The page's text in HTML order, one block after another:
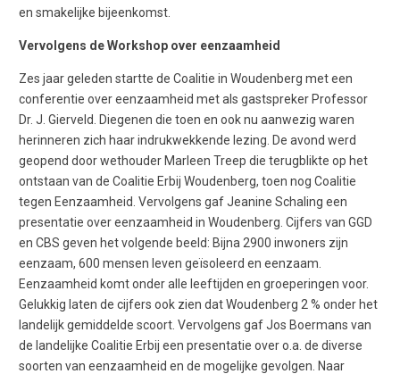
en smakelijke bijeenkomst.
Vervolgens de Workshop over eenzaamheid
Zes jaar geleden startte de Coalitie in Woudenberg met een
conferentie over eenzaamheid met als gastspreker Professor
Dr. J. Gierveld. Diegenen die toen en ook nu aanwezig waren
herinneren zich haar indrukwekkende lezing. De avond werd
geopend door wethouder Marleen Treep die terugblikte op het
ontstaan van de Coalitie Erbij Woudenberg, toen nog Coalitie
tegen Eenzaamheid. Vervolgens gaf Jeanine Schaling een
presentatie over eenzaamheid in Woudenberg. Cijfers van GGD
en CBS geven het volgende beeld: Bijna 2900 inwoners zijn
eenzaam, 600 mensen leven geïsoleerd en eenzaam.
Eenzaamheid komt onder alle leeftijden en groeperingen voor.
Gelukkig laten de cijfers ook zien dat Woudenberg 2 % onder het
landelijk gemiddelde scoort. Vervolgens gaf Jos Boermans van
de landelijke Coalitie Erbij een presentatie over o.a. de diverse
soorten van eenzaamheid en de mogelijke gevolgen. Naar